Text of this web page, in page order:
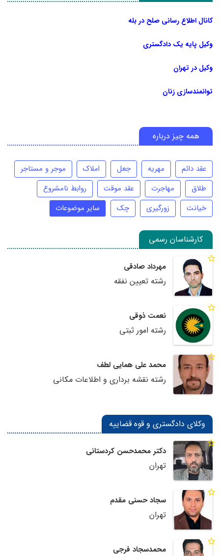
کانال اطلاع رسانی صلح در بله
وکیل پایه یک دادگستری
وکیل در تهران
توانمندسازی زنان
همه چیز درباره
عقد دائم مهریه جعل املاک
موجر و مستاجر
طلاق
مهاجرت عقد موقت
روابط نامشروع
خیانت
زورگیری چک سایر موضوعات
کارشناسان رسمی
مهرداد صادقی
رشته تعیین نفقه
نعمت ذوقی
رشته امور ثبتی
محمد علی همایی لطف
رشته نقشه برداری و اطلاعات مکانی
وکلای دادگستری و قوه قضاییه
دکتر محمدحسن کردستانی
تهران
سجاد حسنی مقدم
تهران
محمدسجاد فرجی